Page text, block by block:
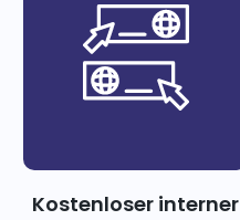
Kostenloser interner